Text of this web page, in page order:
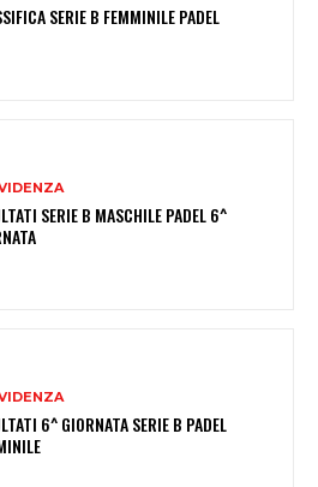
SERIE B FEMMINILE PADEL
SERIE B MASCHILE PADEL 6^
6^ GIORNATA SERIE B PADEL